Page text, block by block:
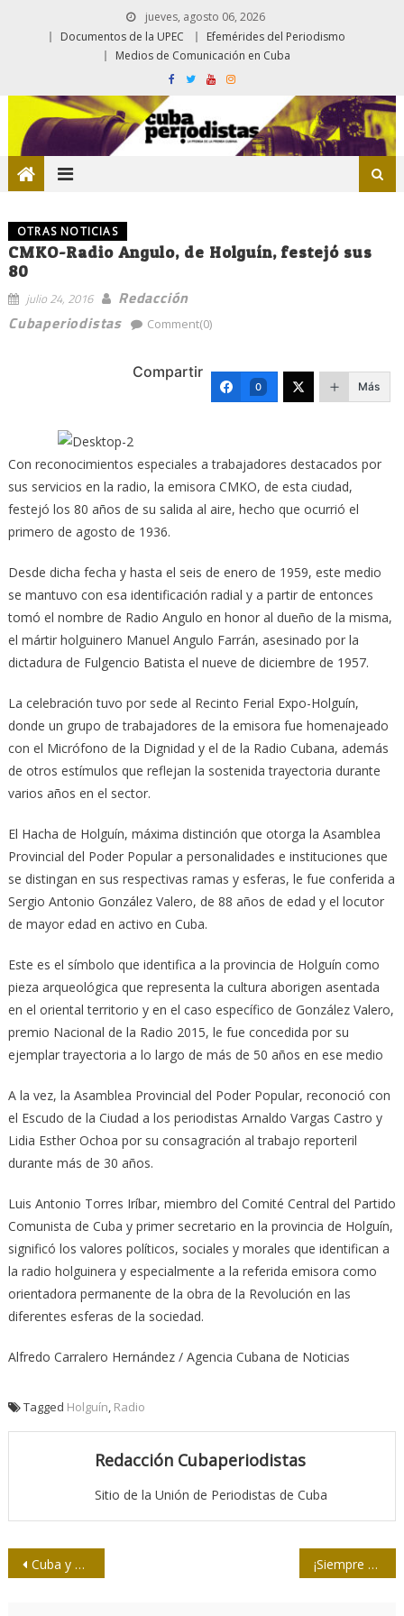
jueves, agosto 06, 2026
Documentos de la UPEC
Efemérides del Periodismo
Medios de Comunicación en Cuba
OTRAS NOTICIAS
CMKO-Radio Angulo, de Holguín, festejó sus
80
julio 24, 2016
Redacción
Cubaperiodistas
Comment(0)
Compartir
0 Más
Con reconocimientos especiales a trabajadores destacados por
sus servicios en la radio, la emisora CMKO, de esta ciudad,
festejó los 80 años de su salida al aire, hecho que ocurrió el
primero de agosto de 1936.
Desde dicha fecha y hasta el seis de enero de 1959, este medio
se mantuvo con esa identificación radial y a partir de entonces
tomó el nombre de Radio Angulo en honor al dueño de la misma,
el mártir holguinero Manuel Angulo Farrán, asesinado por la
dictadura de Fulgencio Batista el nueve de diciembre de 1957.
La celebración tuvo por sede al Recinto Ferial Expo-Holguín,
donde un grupo de trabajadores de la emisora fue homenajeado
con el Micrófono de la Dignidad y el de la Radio Cubana, además
de otros estímulos que reflejan la sostenida trayectoria durante
varios años en el sector.
El Hacha de Holguín, máxima distinción que otorga la Asamblea
Provincial del Poder Popular a personalidades e instituciones que
se distingan en sus respectivas ramas y esferas, le fue conferida a
Sergio Antonio González Valero, de 88 años de edad y el locutor
de mayor edad en activo en Cuba.
Este es el símbolo que identifica a la provincia de Holguín como
pieza arqueológica que representa la cultura aborigen asentada
en el oriental territorio y en el caso específico de González Valero,
premio Nacional de la Radio 2015, le fue concedida por su
ejemplar trayectoria a lo largo de más de 50 años en ese medio
A la vez, la Asamblea Provincial del Poder Popular, reconoció con
el Escudo de la Ciudad a los periodistas Arnaldo Vargas Castro y
Lidia Esther Ochoa por su consagración al trabajo reporteril
durante más de 30 años.
Luis Antonio Torres Iríbar, miembro del Comité Central del Partido
Comunista de Cuba y primer secretario en la provincia de Holguín,
significó los valores políticos, sociales y morales que identifican a
la radio holguinera y especialmente a la referida emisora como
orientadora permanente de la obra de la Revolución en las
diferentes esferas de la sociedad.
Alfredo Carralero Hernández / Agencia Cubana de Noticias
Tagged Holguín, Radio
Redacción Cubaperiodistas
Sitio de la Unión de Periodistas de Cuba
Navegación
Cuba y EUA dialogan sobre enfrentamiento al tráfico de drogas ¡Siempre es 26! Mensaje de la Felap a la Upec